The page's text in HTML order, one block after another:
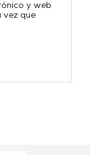
y web
vez que